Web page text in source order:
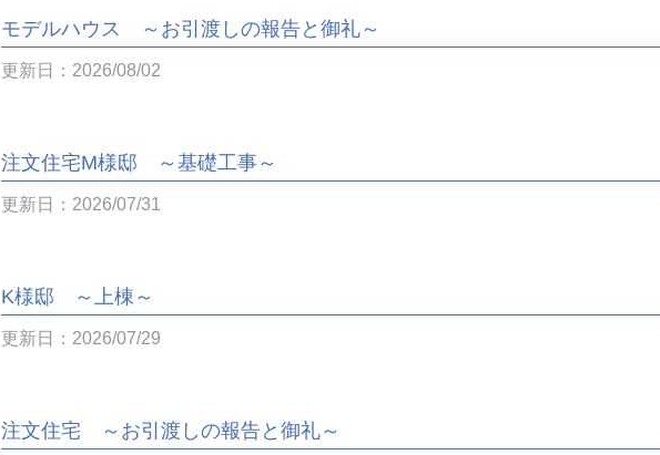
モデルハウス ～お引渡しの報告と御礼～
更新日：2026/08/02
注文住宅M様邸 ～基礎工事～
更新日：2026/07/31
K様邸 ～上棟～
更新日：2026/07/29
注文住宅 ～お引渡しの報告と御礼～